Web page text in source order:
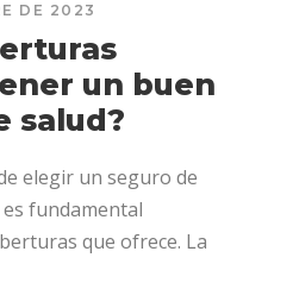
DE 2023
un buen
salud?
elegir un seguro de
fundamental
que ofrece. La